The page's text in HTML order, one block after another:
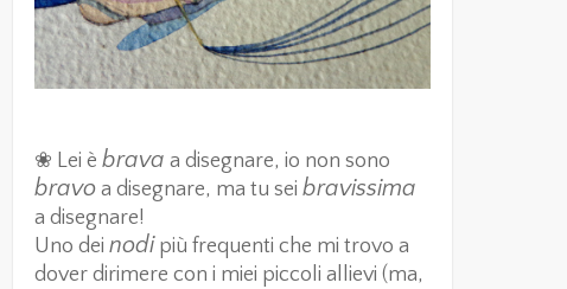
❀ Lei è brava a disegnare, io non sono
bravo a disegnare, ma tu sei bravissima
a disegnare!
Uno dei nodipiù frequenti che mi trovo a
dover dirimere con i miei piccoli allievi (ma,